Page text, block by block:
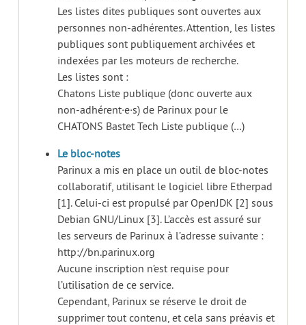
Les listes dites publiques sont ouvertes aux
personnes non-adhérentes. Attention, les listes
publiques sont publiquement archivées et
indexées par les moteurs de recherche.
Les listes sont :
Chatons Liste publique (donc ouverte aux
non-adhérent·e·s) de Parinux pour le
CHATONS Bastet Tech Liste publique (…)
Le bloc-notes
Parinux a mis en place un outil de bloc-notes
collaboratif, utilisant le logiciel libre Etherpad
[1]. Celui-ci est propulsé par OpenJDK [2] sous
Debian GNU/Linux [3]. L’accès est assuré sur
les serveurs de Parinux à l’adresse suivante :
http://bn.parinux.org
Aucune inscription n’est requise pour
l’utilisation de ce service.
Cependant, Parinux se réserve le droit de
supprimer tout contenu, et cela sans préavis et